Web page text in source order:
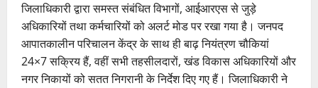
जिलाधिकारी द्वारा समस्त संबंधित विभागों, आईआरएस से जुड़े
अधिकारियों तथा कर्मचारियों को अलर्ट मोड पर रखा गया है। जनपद
आपातकालीन परिचालन केंद्र के साथ ही बाढ़ नियंत्रण चौकियां
24×7 सक्रिय हैं, वहीं सभी तहसीलदारों, खंड विकास अधिकारियों और
नगर निकायों को सतत निगरानी के निर्देश दिए गए हैं। जिलाधिकारी ने